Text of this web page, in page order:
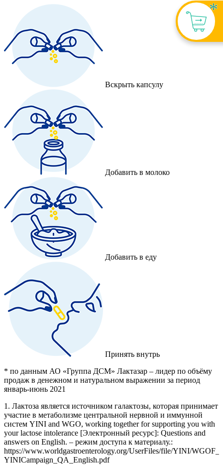
Вскрыть капсулу
Добавить в молоко
Добавить в еду
Принять внутрь
* по данным АО «Группа ДСМ» Лактазар – лидер по объёму
продаж в денежном и натуральном выражении за период
январь-июнь 2021
1. Лактоза является источником галактозы, которая принимает
участие в метаболизме центральной нервной и иммунной
систем YINI and WGO, working together for supporting you with
your lactose intolerance [Электронный ресурс]: Questions and
answers on English. – режим доступа к материалу.:
https://www.worldgastroenterology.org/UserFiles/file/YINI/
YINICampaign_QA_English.pdf